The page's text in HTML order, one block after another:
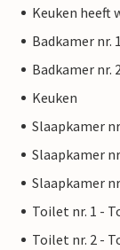
Keuken heeft
Badkamer nr.
Badkamer nr.
Keuken
Slaapkamer
Slaapkamer
Slaapkamer
Toilet nr. 1 -
Toilet nr. 2 -